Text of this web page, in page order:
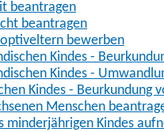
beantragen
beantragen
bewerben
Kindes -
Kindes -
Kindes - Beurkundung
Menschen
minderjährigen Kindes